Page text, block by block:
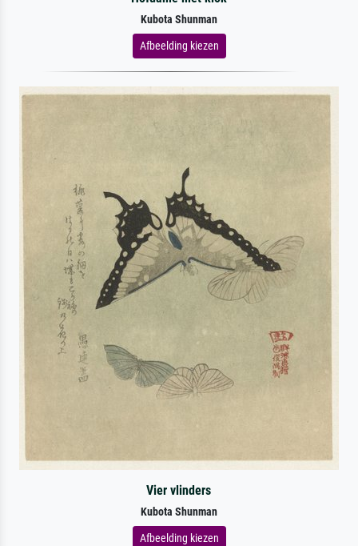
Kubota Shunman
Afbeelding kiezen
Vier vlinders
Kubota Shunman
Afbeelding kiezen